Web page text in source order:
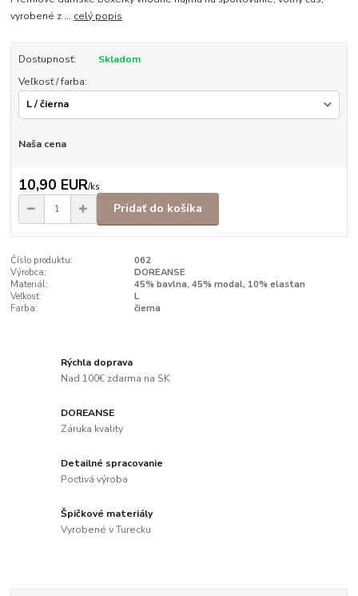
vyrobené z ... celý popis
Dostupnosť:
Skladom
Veľkosť / farba:
Naša cena
10,90 EUR/ks
Pridať do košíka
Číslo produktu:
062
Výrobca:
DOREANSE
Materiál:
45% bavlna, 45% modal, 10% elastan
Veľkosť:
L
Farba:
čierna
Rýchla doprava
Nad 100€ zdarma na SK
DOREANSE
Záruka kvality
Detailné spracovanie
Poctivá výroba
Špičkové materiály
Vyrobené v Turecku